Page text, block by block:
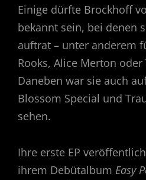
Einige dürfte Brockhoff
bekannt sein, bei denen
auftrat – unter anderem
Rooks, Alice Merton
Daneben war sie auch
Blossom Special und
sehen.
Ihre erste EP
ihrem Debütalbum Easy